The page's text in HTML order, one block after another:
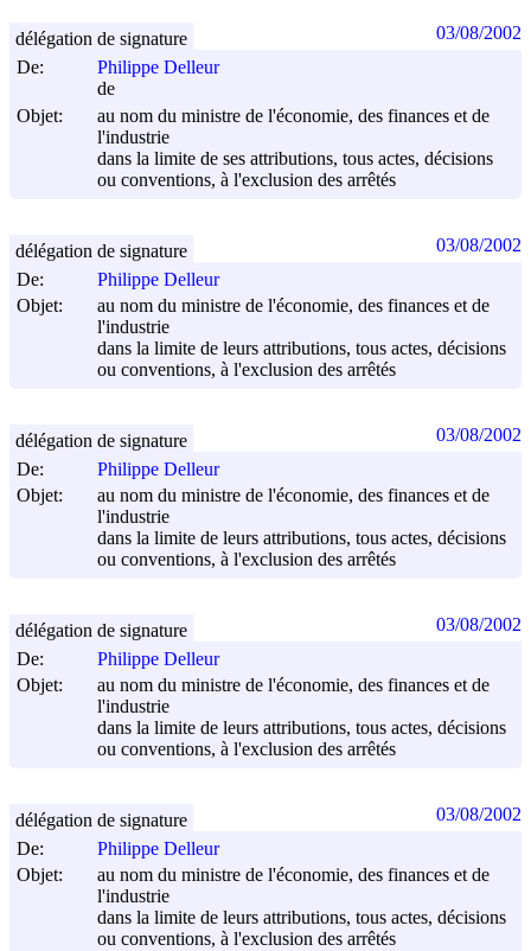
De:
Philippe Delleur
de
Objet:
au nom du ministre de l'économie, des finances et de
l'industrie
dans la limite de ses attributions, tous actes, décisions
ou conventions, à l'exclusion des arrêtés
délégation de signature 03/08/2002
De:
Philippe Delleur
Objet:
au nom du ministre de l'économie, des finances et de
l'industrie
dans la limite de leurs attributions, tous actes, décisions
ou conventions, à l'exclusion des arrêtés
délégation de signature 03/08/2002
De:
Philippe Delleur
Objet:
au nom du ministre de l'économie, des finances et de
l'industrie
dans la limite de leurs attributions, tous actes, décisions
ou conventions, à l'exclusion des arrêtés
délégation de signature 03/08/2002
De:
Philippe Delleur
Objet:
au nom du ministre de l'économie, des finances et de
l'industrie
dans la limite de leurs attributions, tous actes, décisions
ou conventions, à l'exclusion des arrêtés
délégation de signature 03/08/2002
De:
Philippe Delleur
Objet:
au nom du ministre de l'économie, des finances et de
l'industrie
dans la limite de leurs attributions, tous actes, décisions
ou conventions, à l'exclusion des arrêtés
délégation de signature 03/08/2002